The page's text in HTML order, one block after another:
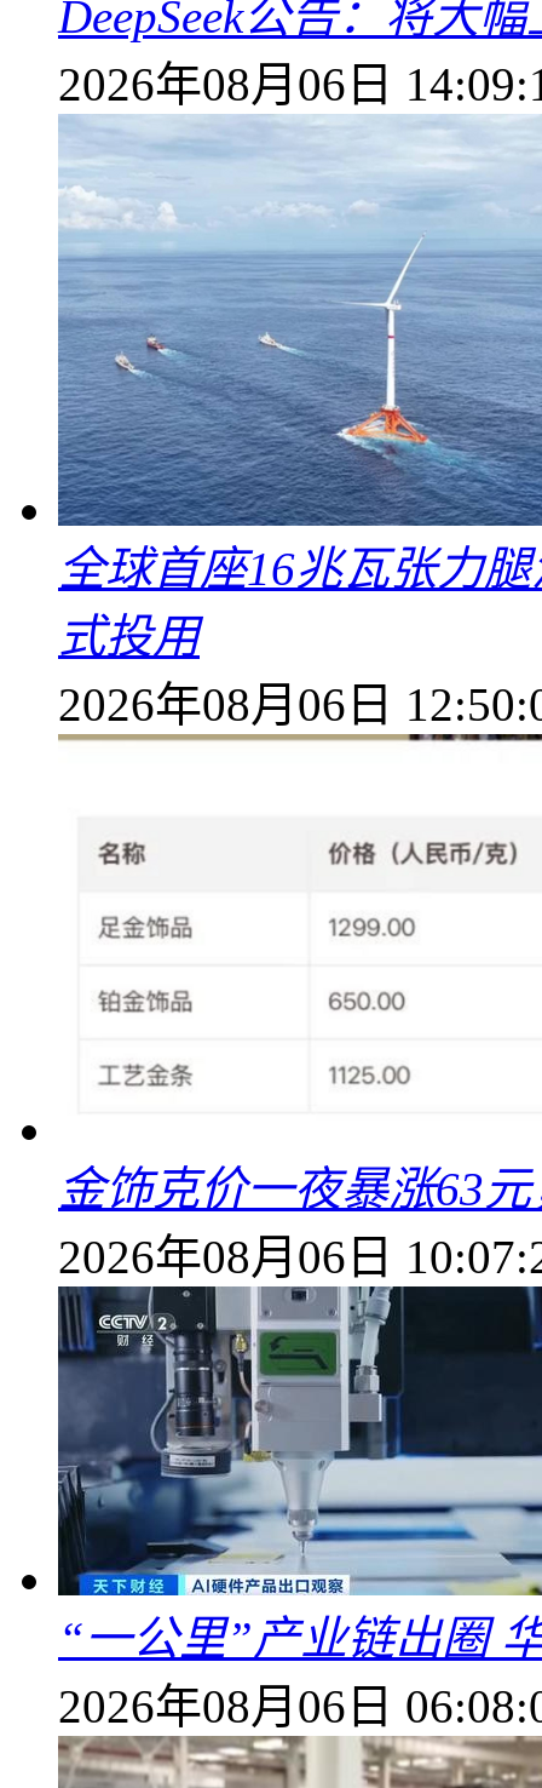
DeepSeek公告：将大
2026年08月06日
全球首座16兆瓦张力
式投用
2026年08月06日
金饰克价一夜暴涨63
2026年08月06日
“一公里”产业链出圈
2026年08月06日